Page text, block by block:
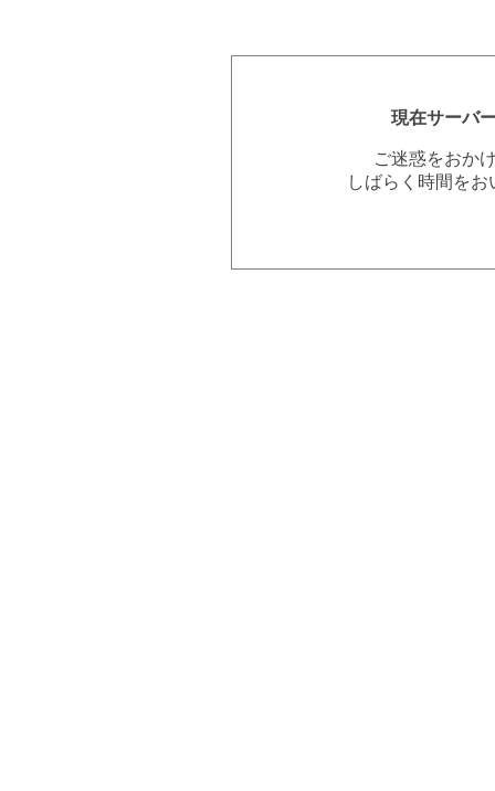
現在サーバ
ご迷惑をおか
しばらく時間を